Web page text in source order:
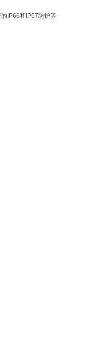
IP66和IP67防护等